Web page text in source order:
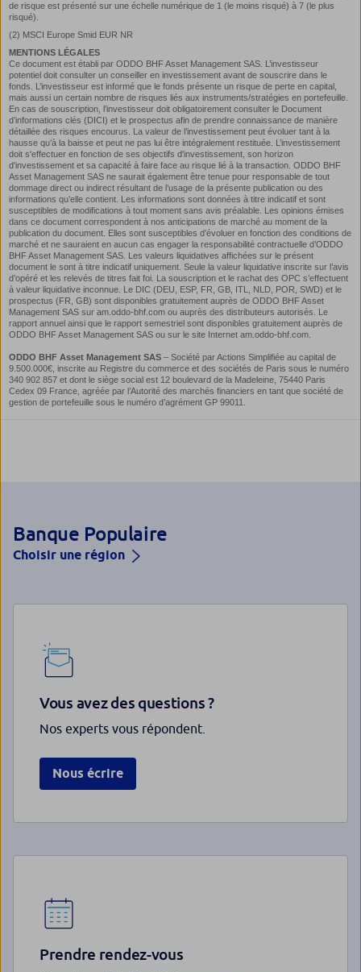
Banque Populaire
Choisir une région
Vous avez des questions ?
Nos experts vous répondent.
Nous écrire
Prendre rendez-vous